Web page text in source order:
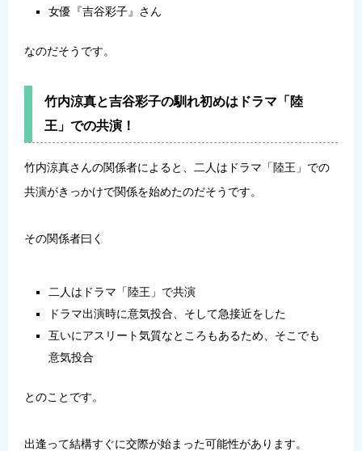
女優『吉谷彩子』さん
なのだそうです。
竹内涼真と吉谷彩子の馴れ初めはドラマ「陸
王」での共演！
竹内涼真さんの関係者によると、二人はドラマ「陸王」での
共演がきっかけで関係を始めたのだそうです。
その関係者曰く
二人はドラマ「陸王」で共演
ドラマ出演時に意気投合、そして急接近をした
互いにアスリート気質なところもあるため、そこでも
意気投合
とのことです。
出逢って結構すぐに交際が始まった可能性があります。